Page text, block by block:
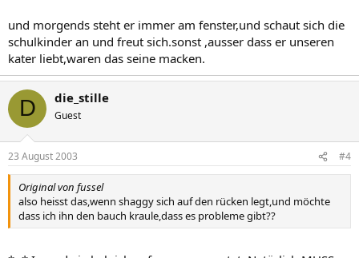
und morgends steht er immer am fenster,und schaut sich die
schulkinder an und freut sich.sonst ,ausser dass er unseren
kater liebt,waren das seine macken.
D die_stille
Guest
23 August 2003 #4
Original von fussel
also heisst das,wenn shaggy sich auf den rücken legt,und möchte
dass ich ihn den bauch kraule,dass es probleme gibt??